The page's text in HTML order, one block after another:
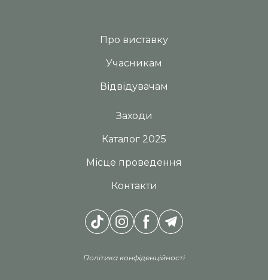
Про виставку
Учасникам
Відвідувачам
Заходи
Каталог 2025
Місце проведення
Контакти
Політика конфіденційності